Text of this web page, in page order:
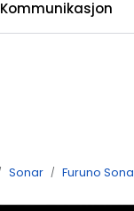
Kommunikasjon
Sonar Furuno